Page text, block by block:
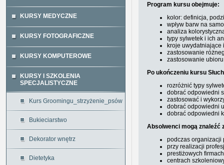
KURSY MEDYCZNE
KURSY FOTOGRAFICZNE
KURSY KOMPUTEROWE
KURSY I SZKOLENIA
SPECJALISTYCZNE
Kurs Groomingu_strzyżenie_psów
Bukieciarstwo
Dekorator wnętrz
Dietetyka
Program kursu obejmuje:
kolor: definicja,
wpływ barw na
analiza
typy sylwetek i ich
kroje uwydatniające
zastosowanie
zastosowanie ubioru
Po ukończeniu kursu
rozróżnić typy
dobrać odpowiedni
zastosować i
dobrać odpowiedni
dobrać odpowiedni
Absolwenci mogą znaleźć
podczas organizacji
przy realizacji
prestiżowych
centrach